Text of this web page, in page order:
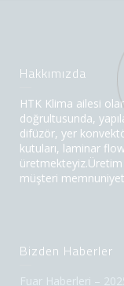
Hakkımızda
HTK Klima ailesi
doğrultusunda,
difüzör, yer
kutuları, laminar
müşteri
Bizden Haberler
Fuar Haberleri –